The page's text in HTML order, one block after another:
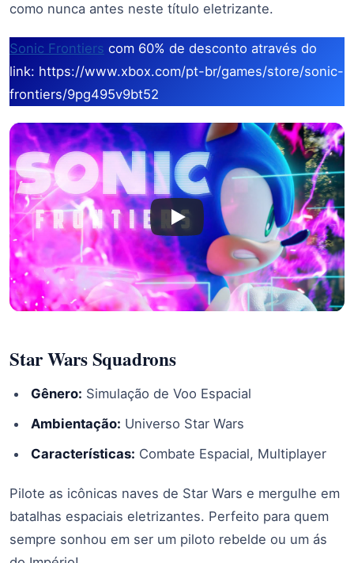
como nunca antes neste título eletrizante.
Sonic Frontiers com 60% de desconto através do
link: https://www.xbox.com/pt-br/games/store/sonic-
frontiers/9pg495v9bt52
Star Wars Squadrons
Gênero: Simulação de Voo Espacial
Ambientação: Universo Star Wars
Características: Combate Espacial, Multiplayer
Pilote as icônicas naves de Star Wars e mergulhe em
batalhas espaciais eletrizantes. Perfeito para quem
sempre sonhou em ser um piloto rebelde ou um ás